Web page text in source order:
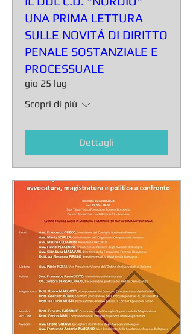
IL DDL C.D. "NORDIO"
UNA PRIMA LETTURA
SULLE NOVITÁ DI DIRITTO
PENALE SOSTANZIALE E
gio 25 lug
Scopri di più
Dettagli